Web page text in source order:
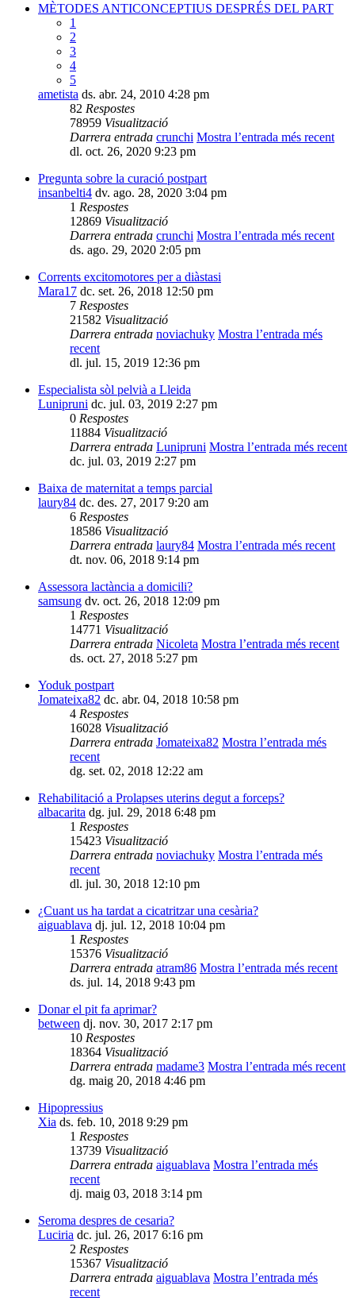
MÈTODES ANTICONCEPTIUS DESPRÉS DEL PART
1
2
3
4
5
ametista ds. abr. 24, 2010 4:28 pm
82 Respostes
78959 Visualització
Darrera entrada crunchi Mostra l’entrada més recent
dl. oct. 26, 2020 9:23 pm
Pregunta sobre la curació postpart
insanbelti4 dv. ago. 28, 2020 3:04 pm
1 Respostes
12869 Visualització
Darrera entrada crunchi Mostra l’entrada més recent
ds. ago. 29, 2020 2:05 pm
Corrents excitomotores per a diàstasi
Mara17 dc. set. 26, 2018 12:50 pm
7 Respostes
21582 Visualització
Darrera entrada noviachuky Mostra l’entrada més
recent
dl. jul. 15, 2019 12:36 pm
Especialista sòl pelvià a Lleida
Lunipruni dc. jul. 03, 2019 2:27 pm
0 Respostes
11884 Visualització
Darrera entrada Lunipruni Mostra l’entrada més recent
dc. jul. 03, 2019 2:27 pm
Baixa de maternitat a temps parcial
laury84 dc. des. 27, 2017 9:20 am
6 Respostes
18586 Visualització
Darrera entrada laury84 Mostra l’entrada més recent
dt. nov. 06, 2018 9:14 pm
Assessora lactància a domicili?
samsung dv. oct. 26, 2018 12:09 pm
1 Respostes
14771 Visualització
Darrera entrada Nicoleta Mostra l’entrada més recent
ds. oct. 27, 2018 5:27 pm
Yoduk postpart
Jomateixa82 dc. abr. 04, 2018 10:58 pm
4 Respostes
16028 Visualització
Darrera entrada Jomateixa82 Mostra l’entrada més
recent
dg. set. 02, 2018 12:22 am
Rehabilitació a Prolapses uterins degut a forceps?
albacarita dg. jul. 29, 2018 6:48 pm
1 Respostes
15423 Visualització
Darrera entrada noviachuky Mostra l’entrada més
recent
dl. jul. 30, 2018 12:10 pm
¿Cuant us ha tardat a cicatritzar una cesària?
aiguablava dj. jul. 12, 2018 10:04 pm
1 Respostes
15376 Visualització
Darrera entrada atram86 Mostra l’entrada més recent
ds. jul. 14, 2018 9:43 pm
Donar el pit fa aprimar?
between dj. nov. 30, 2017 2:17 pm
10 Respostes
18364 Visualització
Darrera entrada madame3 Mostra l’entrada més recent
dg. maig 20, 2018 4:46 pm
Hipopressius
Xia ds. feb. 10, 2018 9:29 pm
1 Respostes
13739 Visualització
Darrera entrada aiguablava Mostra l’entrada més
recent
dj. maig 03, 2018 3:14 pm
Seroma despres de cesaria?
Luciria dc. jul. 26, 2017 6:16 pm
2 Respostes
15367 Visualització
Darrera entrada aiguablava Mostra l’entrada més
recent